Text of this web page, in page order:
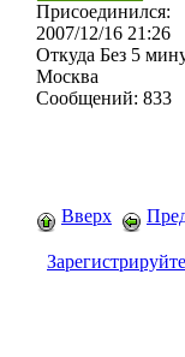
Присоединился:
2007/12/16 21:26
Откуда Без 5
Москва
Сообщений: 833
Вверх